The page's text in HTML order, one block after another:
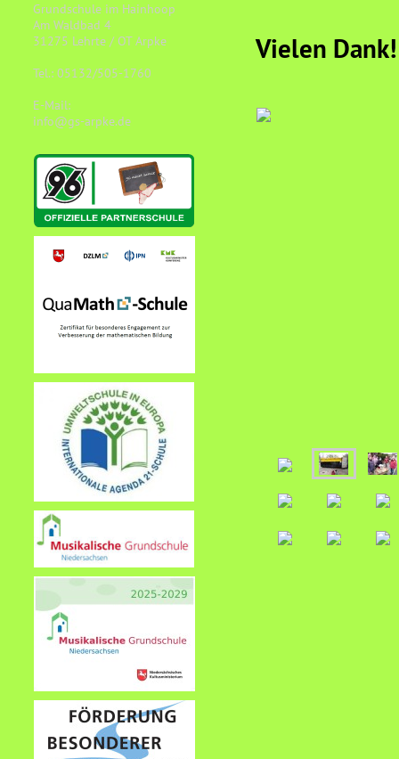
Grundschule im Hainhoop
Am Waldbad 4
31275 Lehrte / OT Arpke
Tel.: 05132/505-1760
E-Mail:
info@gs-arpke.de
Vielen Dank!